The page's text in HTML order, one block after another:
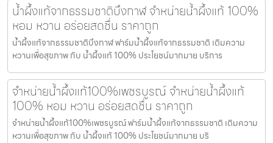
น้ำผึ้งแท้จากธรรมชาติบึงกาฬ จำหน่ายน้ำผึ้งแท้ 100%
หอม หวาน อร่อยสดชื่น ราคาถูก
น้ำผึ้งแท้จากธรรมชาติบึงกาฬ ฟาร์มน้ำผึ้งแท้จากธรรมชาติ เติมความ
หวานเพื่อสุขภาพ กับ น้ำผึ้งแท้ 100% ประโยชน์มากมาย บริการ
จำหน่ายน้ำผึ้งแท้100%เพชรบูรณ์ จำหน่ายน้ำผึ้งแท้
100% หอม หวาน อร่อยสดชื่น ราคาถูก
จำหน่ายน้ำผึ้งแท้100%เพชรบูรณ์ ฟาร์มน้ำผึ้งแท้จากธรรมชาติ เติมความ
หวานเพื่อสุขภาพ กับ น้ำผึ้งแท้ 100% ประโยชน์มากมาย บริ